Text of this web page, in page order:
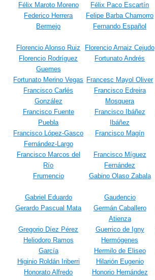
Félix Maroto Moreno
Félix Paco Escartín
Federico Herrera
Bermejo
Felipe Barba Chamorro
Fernando Español
Florencio Alonso Ruiz
Florencio Arnaiz Cejudo
Florencio Rodríguez
Guemes
Fortunato Andrés
Fortunato Merino Vegas Francesc Mayol Oliver
Francisco Carlés
González
Francisco Edreira
Mosquera
Francisco Fuente
Puebla
Francisco Ibáñez
Ibáñez
Francisco López-Gasco
Fernández-Largo
Francisco Magín
Francisco Marcos del
Río
Francisco Míguez
Fernández
Frumencio
Gabino Olaso Zabala
Gabriel Eduardo
Gaudencio
Gerardo Pascual Mata
Germán Caballero
Atienza
Gregorio Díez Pérez
Guerrico de Igny
Heliodoro Ramos
García
Hermógenes
Hermilo de Eliseo
Higinio Roldán Iriberri
Hilarión Eugenio
Honorato Alfredo
Honorio Hernández